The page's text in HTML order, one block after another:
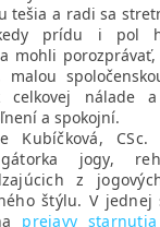
tešia a radi sa
prídu i pol
mohli
malou
celkovej nálade
a spokojní.
Kubíčková,
jogy,
z
štýlu. V
prejavy